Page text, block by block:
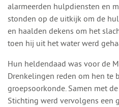
alarmeerden hulpdiensten en
stonden op de uitkijk om de
en haalden dekens om het
toen hij uit het water werd
Hun heldendaad was voor de
Drenkelingen reden om hen te
groepsoorkonde. Samen met
Stichting werd vervolgens een